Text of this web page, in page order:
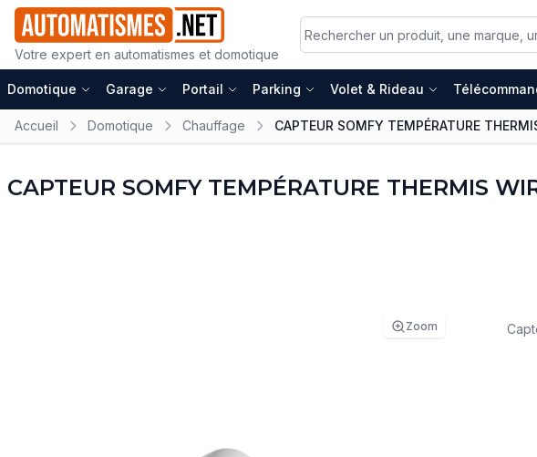
Votre expert en automatismes et domotique
Domotique Garage Portail Parking Volet & Rideau
Accueil Domotique Chauffage CAPTEUR SOMFY TEMPÉRATURE
CAPTEUR SOMFY TEMPÉRATURE THERMIS
Zoom